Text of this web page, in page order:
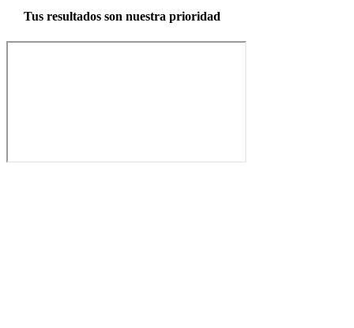
Tus resultados son nuestra prioridad